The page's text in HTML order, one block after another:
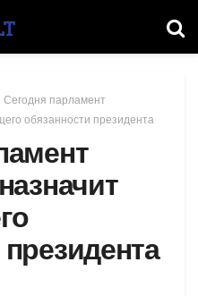
Сегодня парламент
обязанности президента